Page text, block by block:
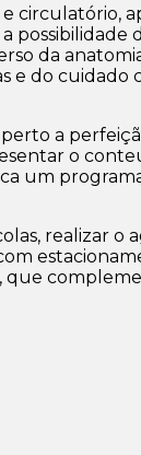
circulatório,
possibilidade
da
e do cuidado
a
o
um
realizar o
que